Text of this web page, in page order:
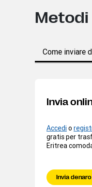
Metodi
Come inviare
Invia
Accedi o
gratis per
Eritrea
Invia denaro